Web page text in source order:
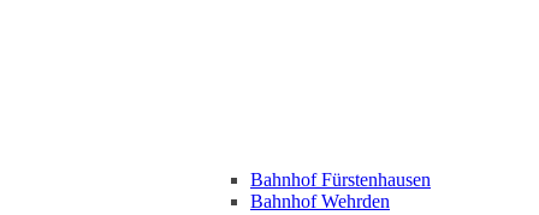
Bahnhof Fürstenhausen
Bahnhof Wehrden